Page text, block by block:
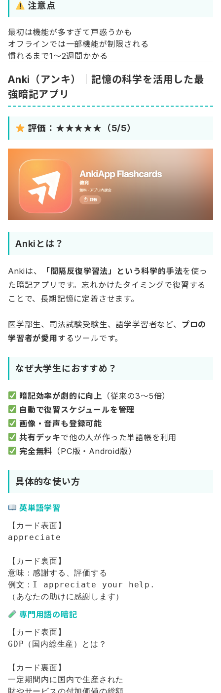
注意点
最初は機能が多すぎて戸惑うかも
オフラインでは一部機能が制限される
慣れるまで1〜2週間かかる
Anki（アンキ）｜記憶の科学を活用した最
強暗記アプリ
評価：★★★★★（5/5）
Ankiとは？
Ankiは、 「間隔反復学習法」という科学的手法を使っ
た暗記アプリです。忘れかけたタイミングで復習する
ことで、長期記憶に定着させます。
医学部生、司法試験受験生、語学学習者など、 プロの
学習者が愛用するツールです。
なぜ大学生におすすめ？
暗記効率が劇的に向上
（従来の3〜5倍）
自動で復習スケジュールを管理
画像・音声も登録可能
共有デッキで他の人が作った単語帳を利用
完全無料 （PC版・Android版）
具体的な使い方
英単語学習
【カード表面】
appreciate
【カード裏面】
意味：感謝する、評価する
例文：I appreciate your help.
専門用語の暗記
【カード表面】
GDP（国内総生産）とは？
【カード裏面】
一定期間内に国内で生産された